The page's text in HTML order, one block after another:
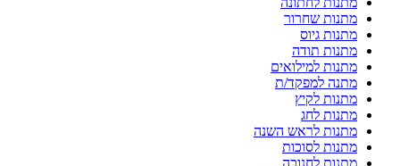
מתנות שחרור
מתנות גיוס
מתנות תודה
מתנות למילואים
מתנה למפקד/ת
מתנות לקיץ
מתנות לחג
מתנות לראש השנה
מתנות לסוכות
מתנות לחנוכה